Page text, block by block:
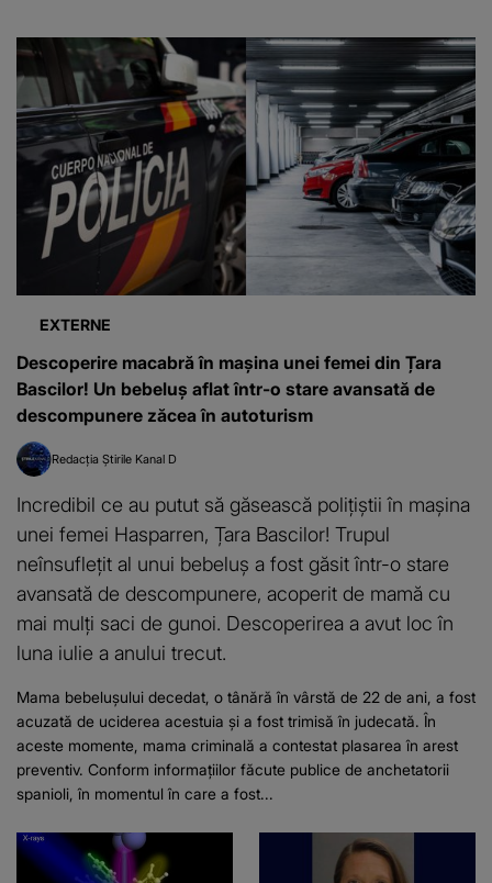
EXTERNE
Descoperire macabră în mașina unei femei din Țara
Bascilor! Un bebeluș aflat într-o stare avansată de
descompunere zăcea în autoturism
Redacția Știrile Kanal D
Incredibil ce au putut să găsească polițiștii în mașina
unei femei Hasparren, Țara Bascilor! Trupul
neînsuflețit al unui bebeluș a fost găsit într-o stare
avansată de descompunere, acoperit de mamă cu
mai mulți saci de gunoi. Descoperirea a avut loc în
luna iulie a anului trecut.
Mama bebelușului decedat, o tânără în vârstă de 22 de ani, a fost
acuzată de uciderea acestuia și a fost trimisă în judecată. În
aceste momente, mama criminală a contestat plasarea în arest
preventiv. Conform informațiilor făcute publice de anchetatorii
spanioli, în momentul în care a fost...